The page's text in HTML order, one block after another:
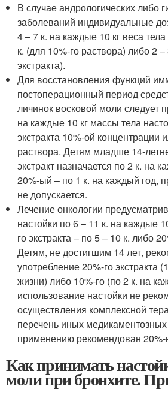
В случае андрологических либо
заболеваний индивидуальные
4 – 7 к. на каждые 10 кг веса
к. (для 10%-го раствора) либо 2
экстракта).
Для восстановления функций
постоперационный период
личинок восковой моли следует
на каждые 10 кг массы тела
экстракта 10%-ой концентрации
раствора. Детям младше 14-
экстракт назначается по 2 к. на
20%-ый – по 1 к. на каждый год,
не допускается.
Лечение онкологии
настойки по 6 – 11 к. на каждые
го экстракта – по 5 – 10 к. либо
Детям, не достигшим 14 лет,
употребление 20%-го экстракта
жизни) либо 10%-го (по 2 к. на
использование настойки не
осуществления комплексной
перечень иных
применению рекомендован 20%-
Как принимать
моли при бронхите.